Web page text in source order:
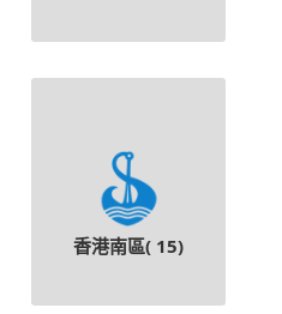
香港南區( 15)